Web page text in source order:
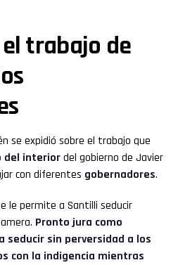
trabajo de
se expidió sobre el trabajo que
del interiordel gobierno de Javier
con diferentes gobernadores.
le permite a Santilli seducir
Pronto jura como
sin perversidad a los
con la indigencia mientras